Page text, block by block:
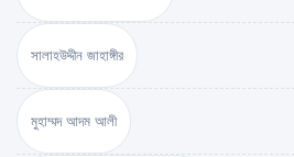
সালাহউদ্দীন জাহাঙ্গীর
মুহাম্মদ আদম আলী